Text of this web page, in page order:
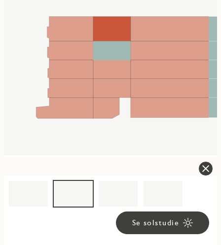
Se solstudie